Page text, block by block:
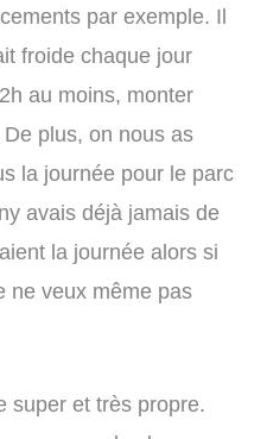
par exemple. Il
froide chaque jour
au moins, monter
plus, on nous as
la journée pour le parc
avais déjà jamais de
la journée alors si
ne veux même pas
super et très propre.